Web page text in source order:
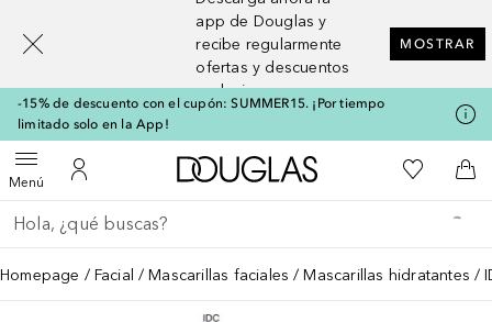
app de Douglas y
recibe regularmente
ofertas y descuentos
exclusivos
MOSTRAR
-15% de descuento con el cupón: SUMMER15. ¡Por tiempo
limitado solo en la App!
MenúAbrir menúMi cuenta
A Douglas HomeMi lista de
A
Regresar
Ejecutar búsqueda
Homepage Facial Mascarillas faciales Mascarillas hidratantes
[navigation.slideout.screenreader]